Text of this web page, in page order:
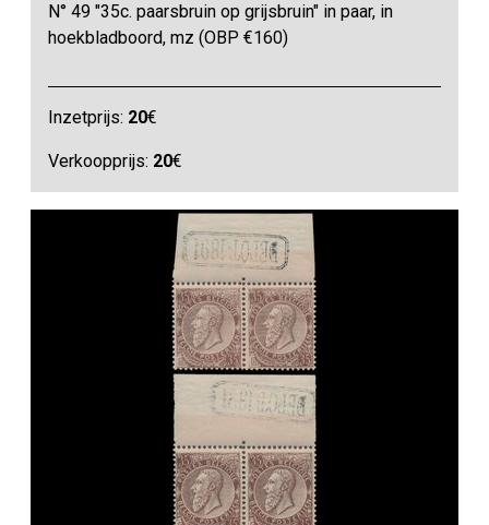
N° 49 "35c. paarsbruin op grijsbruin" in paar, in
hoekbladboord, mz (OBP €160)
Inzetprijs: 20€
Verkoopprijs: 20€